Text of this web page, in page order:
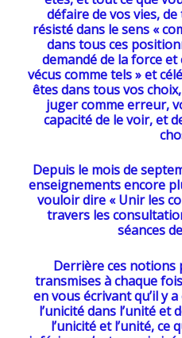
défaire de vos vies,
résisté dans le sens «
dans tous ces
demandé de la force
vécus comme tels » et
êtes dans tous vos
juger comme erreur,
capacité de le voir, et
Depuis le mois de
enseignements encore
vouloir dire « Unir les
travers les
séances
Derrière ces notions
transmises à chaque
en vous écrivant qu’il y
l’unicité dans l’unité et
l’unicité et l’unité,